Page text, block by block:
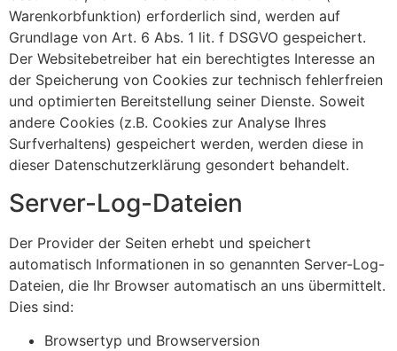
Warenkorbfunktion) erforderlich sind, werden auf
Grundlage von Art. 6 Abs. 1 lit. f DSGVO gespeichert.
Der Websitebetreiber hat ein berechtigtes Interesse an
der Speicherung von Cookies zur technisch fehlerfreien
und optimierten Bereitstellung seiner Dienste. Soweit
andere Cookies (z.B. Cookies zur Analyse Ihres
Surfverhaltens) gespeichert werden, werden diese in
dieser Datenschutzerklärung gesondert behandelt.
Server-Log-Dateien
Der Provider der Seiten erhebt und speichert
automatisch Informationen in so genannten Server-Log-
Dateien, die Ihr Browser automatisch an uns übermittelt.
Dies sind:
Browsertyp und Browserversion